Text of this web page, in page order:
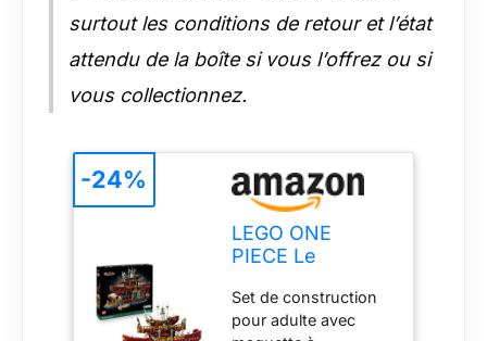
PIECE pour un
homme ou une
l’anime – Ce set à
offrir à des adultes
passionnés
Instructions de
qualité – Un livret de
instructions de
montage étape par
surtout les conditions de retour et l’état
attendu de la boîte si vous l’offrez ou si
vous collectionnez.
LEGO ONE
PIECE Le
Flottant Baratie -
Set de
Set de construction
pour adulte avec
-24%